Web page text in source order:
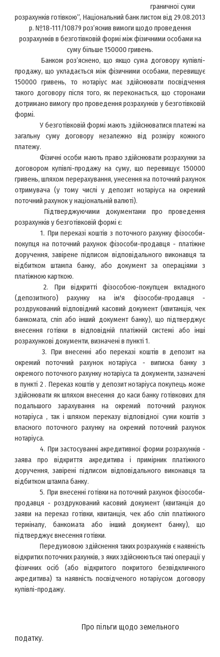
граничної суми
розрахунків готівкою”, Національний банк листом від 29.08.2013
р. №18-111/10879 роз’яснив вимоги щодо проведення
розрахунків в безготівковій формі між фізичними особами на
суму більше 150000 гривень.
Банком роз’яснено, що якщо сума договору купівлі-
продажу, що укладається між фізичними особами, перевищує
150000 гривень, то нотаріус має здійснювати посвідчення
такого договору після того, як переконається, що сторонами
дотримано вимогу про проведення розрахунків у безготівковій
формі.
У безготівковій формі мають здійснюватися платежі на
загальну суму договору незалежно від розміру кожного
платежу.
Фізичні особи мають право здійснювати розрахунки за
договором купівлі-продажу на суму, що перевищує 150000
гривень, шляхом перерахування, унесення на поточний рахунок
отримувача (у тому числі у депозит нотаріуса на окремий
поточний рахунок у національній валюті).
Підтверджуючими документами про проведення
розрахунків у безготівковій формі є:
1. При переказі коштів з поточного рахунку фізособи-
покупця на поточний рахунок фізособи-продавця - платіжне
доручення, завірене підписом відповідального виконавця та
відбитком штампа банку, або документ за операціями з
платіжною карткою.
2. При відкритті фізособою-покупцем вкладного
(депозитного) рахунку на ім'я фізособи-продавця -
роздрукований відповідний касовий документ (квитанція, чек
банкомата, сліп або інший документ банку), що підтверджує
внесення готівки в відповідній платіжній системі або інші
розрахункові документи, визначені в пункті 1.
3. При внесенні або переказі коштів в депозит на
окремий поточний рахунок нотаріуса - виписка банку з
окремого поточного рахунку нотаріуса та документи, зазначені
в пункті 2 . Переказ коштів у депозит нотаріуса покупець може
здійснювати як шляхом внесення до каси банку готівкових для
подальшого зарахування на окремий поточний рахунок
нотаріуса , так і шляхом переказу відповідної суми коштів з
власного поточного рахунку на окремий поточний рахунок
нотаріуса.
4. При застосуванні акредитивної форми розрахунків -
заява про відкриття акредитива і примірник платіжного
доручення, завірені підписом відповідального виконавця та
відбитком штампа банку.
5. При внесенні готівки на поточний рахунок фізособи-
продавця - роздрукований касовий документ (квитанція до
заяви на переказ готівки, квитанція, чек або сліп платіжного
терміналу, банкомата або інший документ банку), що
підтверджує внесення готівки.
Передумовою здійснення таких розрахунків є наявність
відкритих поточних рахунків, з яких здійснюються такі операції у
фізичних осіб (або відкритого покритого безвідкличного
акредитива) та наявність посвідченого нотаріусом договору
купівлі-продажу.
Про пільги щодо земельного
податку.